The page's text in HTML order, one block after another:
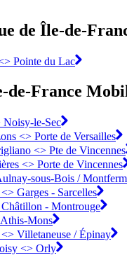
de Île-de-
Pointe du Lac
de-France
Noisy-le-Sec
<>︎ Porte de Versailles
<>︎ Pte de Vincennes
<>︎ Porte de Vincennes
sous-Bois /
Garges - Sarcelles
- Montrouge
Mons
Villetaneuse / Épinay
<>︎ Orly